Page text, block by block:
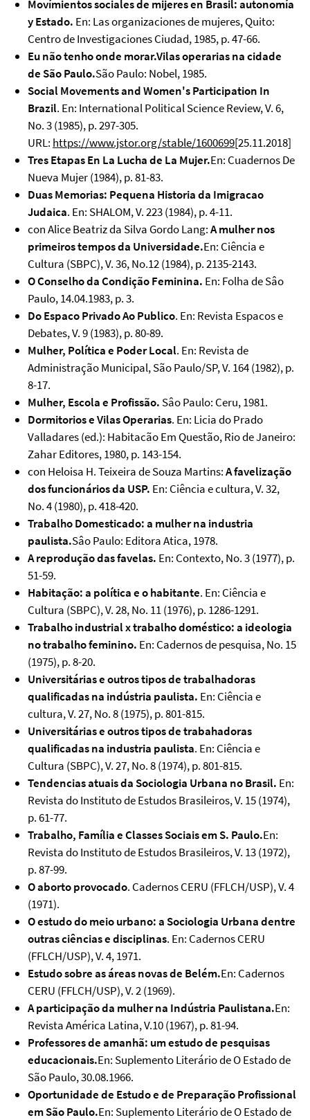
Movímientos sociales de mijeres en Brasil: autonomía
y Estado. En: Las organizaciones de mujeres, Quito:
Centro de Investigaciones Ciudad, 1985, p. 47-66.
Eu não tenho onde morar.Vilas operarias na cidade
de São Paulo.São Paulo: Nobel, 1985.
Social Movements and Women's Participation In
Brazil. En: International Political Science Review, V. 6,
No. 3 (1985), p. 297-305.
URL: https://www.jstor.org/stable/1600699[25.11.2018]
Tres Etapas En La Lucha de La Mujer.En: Cuadernos De
Nueva Mujer (1984), p. 81-83.
Duas Memorias: Pequena Historia da Imigracao
Judaica. En: SHALOM, V. 223 (1984), p. 4-11.
con Alice Beatriz da Silva Gordo Lang:A mulher nos
primeiros tempos da Universidade.En: Ciência e
Cultura (SBPC), V. 36, No.12 (1984), p. 2135-2143.
O Conselho da Condição Feminina. En: Folha de Sâo
Paulo, 14.04.1983, p. 3.
Do Espaco Privado Ao Publico. En: Revista Espacos e
Debates, V. 9 (1983), p. 80-89.
Mulher, Política e Poder Local. En: Revista de
Administração Municipal, São Paulo/SP, V. 164 (1982), p.
8-17.
Mulher, Escola e Profissão. Sâo Paulo: Ceru, 1981.
Dormitorios e Vilas Operarias. En: Licia do Prado
Valladares (ed.): Habitacão Em Questão, Rio de Janeiro:
Zahar Editores, 1980, p. 143-154.
con Heloisa H. Teixeira de Souza Martins:A favelização
dos funcionários da USP. En: Ciência e cultura, V. 32,
No. 4 (1980), p. 418-420.
Trabalho Domesticado: a mulher na industria
paulista.Sâo Paulo: Editora Atica, 1978.
A reprodução das favelas. En: Contexto, No. 3 (1977), p.
51-59.
Habitação: a política e o habitante. En: Ciência e
Cultura (SBPC), V. 28, No. 11 (1976), p. 1286-1291.
Trabalho industrial x trabalho doméstico: a ideologia
no trabalho feminino. En: Cadernos de pesquisa, No. 15
(1975), p. 8-20.
Universitárias e outros tipos de trabalhadoras
qualificadas na indústria paulista. En: Ciência e
cultura, V. 27, No. 8 (1975), p. 801-815.
Universitárias e outros tipos de trabahadoras
qualificadas na industria paulista. En: Ciência e
Cultura (SBPC), V. 27, No. 8 (1974), p. 801-815.
Tendencias atuais da Sociologia Urbana no Brasil. En:
Revista do Instituto de Estudos Brasileiros, V. 15 (1974),
p. 61-77.
Trabalho, Família e Classes Sociais em S. Paulo.En:
Revista do Instituto de Estudos Brasileiros, V. 13 (1972),
p. 87-99.
O aborto provocado. Cadernos CERU (FFLCH/USP), V. 4
(1971).
O estudo do meio urbano: a Sociologia Urbana dentre
outras ciências e disciplinas. En: Cadernos CERU
(FFLCH/USP), V. 4, 1971.
Estudo sobre as áreas novas de Belém.En: Cadernos
CERU (FFLCH/USP), V. 2 (1969).
A participação da mulher na Indústria Paulistana.En:
Revista América Latina, V.10 (1967), p. 81-94.
Professores de amanhã: um estudo de pesquisas
educacionais.En: Suplemento Literário de O Estado de
São Paulo, 30.08.1966.
Oportunidade de Estudo e de Preparação Profissional
em São Paulo.En: Suplemento Literário de O Estado de